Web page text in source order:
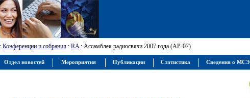
: Конференции и собрания : RA: Ассамблея радиосвязи 2007 года (АР-07)
Отдел новостей Мероприятия Публикации Статистика Сведения о МСЭ